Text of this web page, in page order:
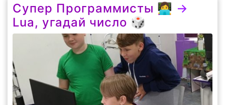
Супер Программисты 👩‍💻 →
Lua, угадай число 🎲